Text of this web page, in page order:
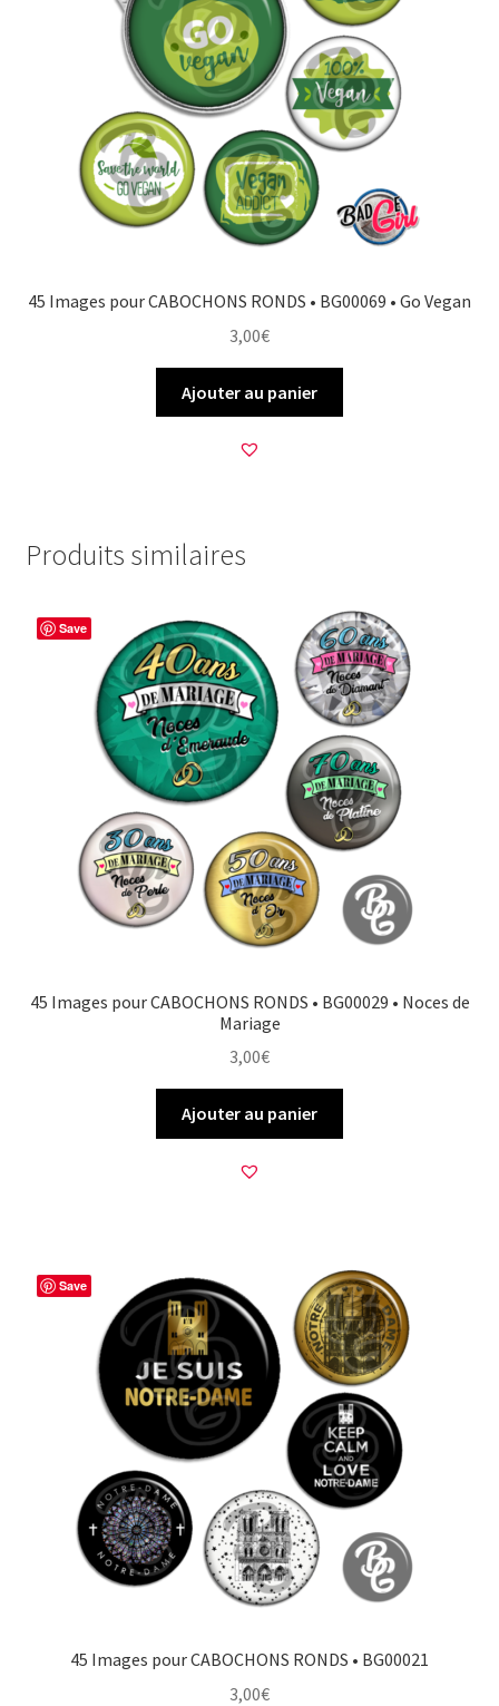
45 Images pour CABOCHONS RONDS • BG00069 • Go Vegan
3,00€
Ajouter au panier
Produits similaires
Save
45 Images pour CABOCHONS RONDS • BG00029 • Noces de
Mariage
3,00€
Ajouter au panier
Save
45 Images pour CABOCHONS RONDS • BG00021
3,00€